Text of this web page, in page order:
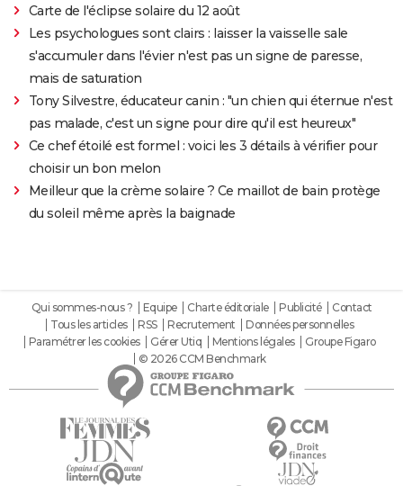
Carte de l'éclipse solaire du 12 août
Les psychologues sont clairs : laisser la vaisselle sale
s'accumuler dans l'évier n'est pas un signe de paresse,
mais de saturation
Tony Silvestre, éducateur canin : "un chien qui éternue n'est
pas malade, c'est un signe pour dire qu'il est heureux"
Ce chef étoilé est formel : voici les 3 détails à vérifier pour
choisir un bon melon
Meilleur que la crème solaire ? Ce maillot de bain protège
du soleil même après la baignade
Qui sommes-nous ? Equipe Charte éditoriale Publicité
Contact
Tous les articles
RSS Recrutement
Données personnelles
Paramétrer les cookies
Gérer Utiq Mentions légales
Groupe Figaro
© 2026 CCM Benchmark